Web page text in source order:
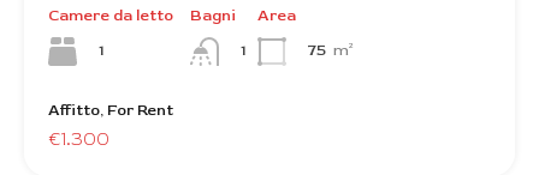
Camere da letto
1
Bagni
1
Area
75 m²
Affitto, For Rent
€1.300